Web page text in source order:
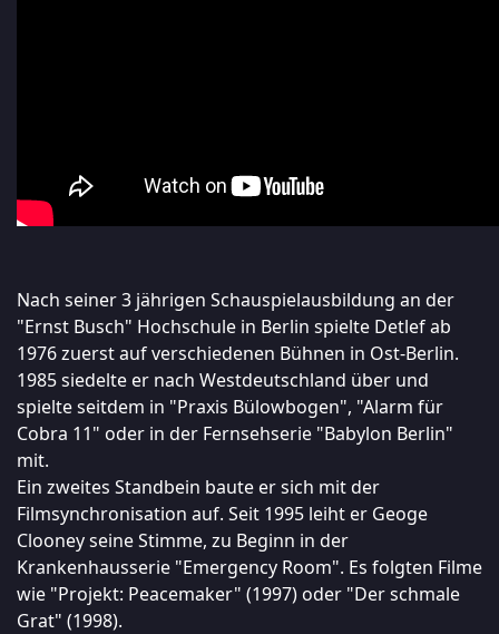
Nach seiner 3 jährigen Schauspielausbildung an der
"Ernst Busch" Hochschule in Berlin spielte Detlef ab
1976 zuerst auf verschiedenen Bühnen in Ost-Berlin.
1985 siedelte er nach Westdeutschland über und
spielte seitdem in "Praxis Bülowbogen", "Alarm für
Cobra 11" oder in der Fernsehserie "Babylon Berlin"
mit.
Ein zweites Standbein baute er sich mit der
Filmsynchronisation auf. Seit 1995 leiht er Geoge
Clooney seine Stimme, zu Beginn in der
Krankenhausserie "Emergency Room". Es folgten Filme
wie "Projekt: Peacemaker" (1997) oder "Der schmale
Grat" (1998).